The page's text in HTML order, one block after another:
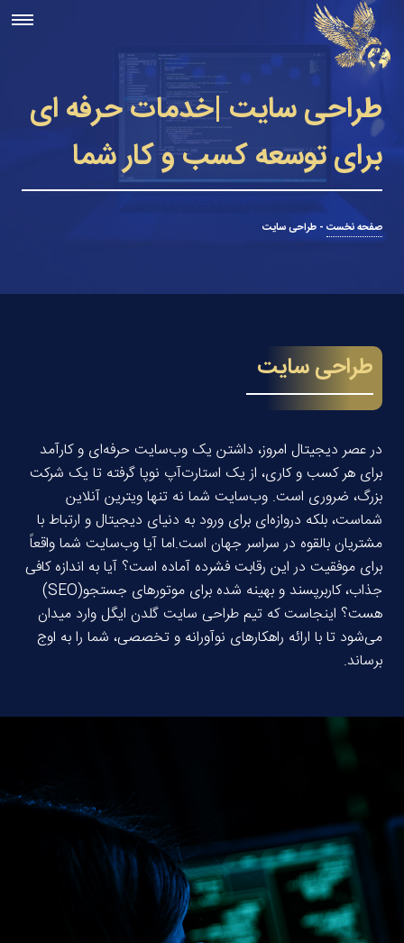
طراحی سایت |خدمات حرفه ای
برای توسعه کسب و کار شما
صفحه نخست - طراحی سایت
طراحی سایت
در عصر دیجیتال امروز، داشتن یک وب‌سایت حرفه‌ای و کارآمد
برای هر کسب و کاری، از یک استارت‌آپ نوپا گرفته تا یک شرکت
بزرگ، ضروری است. وب‌سایت شما نه تنها ویترین آنلاین
شماست، بلکه دروازه‌ای برای ورود به دنیای دیجیتال و ارتباط با
مشتریان بالقوه در سراسر جهان است.اما آیا وب‌سایت شما واقعاً
برای موفقیت در این رقابت فشرده آماده است؟ آیا به اندازه کافی
جذاب، کاربرپسند و بهینه شده برای موتورهای جستجو(SEO)
هست؟ اینجاست که تیم طراحی سایت گلدن ایگل وارد میدان
می‌شود تا با ارائه راهکارهای نوآورانه و تخصصی، شما را به اوج
برساند.